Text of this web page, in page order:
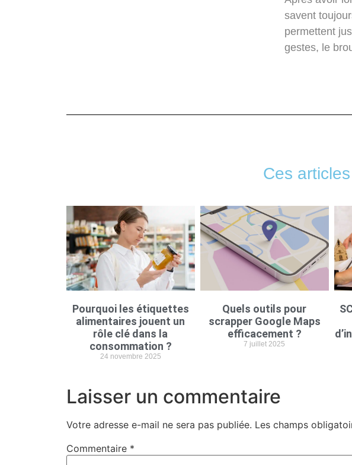
savent
permettent
gestes, le
Ces
Pourquoi les étiquettes
alimentaires jouent un
rôle clé dans la
consommation ?
24 novembre 2025
Quels outils pour
scrapper Google Maps
efficacement ?
7 juillet 2025
Laisser un commentaire
Votre adresse e-mail ne sera pas publiée. Les champs
Commentaire *